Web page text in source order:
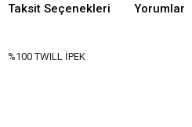
Taksit Seçenekleri Yorumlar
%100 TWILL İPEK